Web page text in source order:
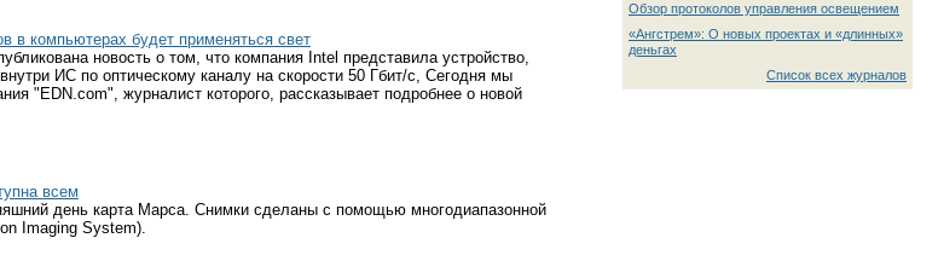
в компьютерах будет применяться свет
новость о том, что компания Intel представила устройство,
ИС по оптическому каналу на скорости 50 Гбит/с, Сегодня мы
"EDN.com", журналист которого, рассказывает подробнее о новой
всем
день карта Марса. Снимки сделаны с помощью многодиапазонной
Imaging System).
Обзор протоколов управления освещением
«Ангстрем»: О новых проектах и «длинных»
деньгах
Список всех журналов